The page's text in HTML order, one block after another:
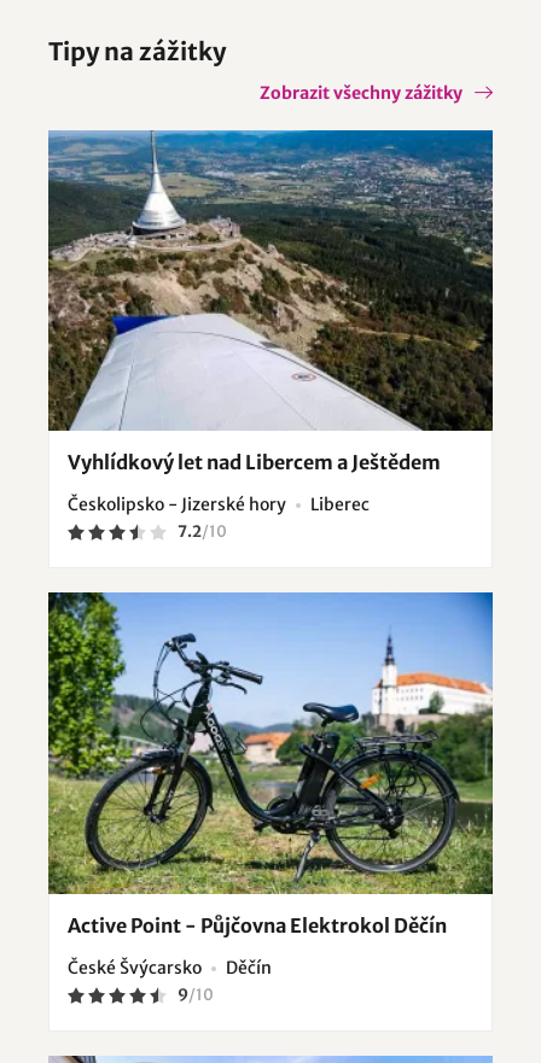
Tipy na zážitky
Zobrazit všechny zážitky
Vyhlídkový let nad Libercem a Ještědem
Českolipsko - Jizerské hory Liberec
7.2/10
Active Point - Půjčovna Elektrokol Děčín
České Švýcarsko Děčín
9/10